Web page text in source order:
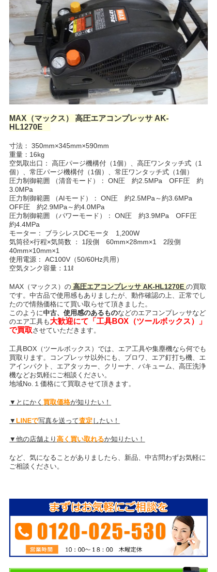
MAX（マックス） 高圧エアコンプレッサ AK-
HL1270E
寸法： 350mm×345mm×590mm
重量：16kg
空気取出口： 高圧パージ機構付（1個）、高圧ワンタッチ式（1
個）、常圧パージ機構付（1個）、常圧ワンタッチ式（1個）
圧力制御範囲 （清音モード）： ON圧 約2.5MPa OFF圧 約
3.0MPa
圧力制御範囲 （AIモード）： ON圧 約2.5MPa～約3.6MPa
OFF圧 約2.9MPa～約4.0MPa
圧力制御範囲 （パワーモード）： ON圧 約3.9MPa OFF圧
約4.4MPa
モーター： ブラシレスDCモータ 1,200W
気筒径×行程×気筒数 ： 1段側 60mm×28mm×1 2段側
40mm×10mm×1
使用電源： AC100V（50/60Hz共用）
空気タンク容量：11ℓ
MAX（マックス）の 高圧エアコンプレッサ AK-HL1270Eの買取
です。中古品で使用感もありましたが、動作確認の上、正常でし
たので情熱価格にて買い取らせて頂きました。
このように中古、使用感のあるものなどのエアコンプレッサなど
のエア工具も大歓迎にて「工具BOX（ツールボックス）」
で買取させていただきます。
工具BOX（ツールボックス）では、エア工具や集塵機なら何でも
買取ります。コンプレッサ以外にも、ブロワ、エア釘打ち機、エ
アインパクト、エアタッカー、クリーナ、バキューム、高圧洗浄
機などお気軽にご相談ください。
地域No.１価格にて買取させて頂きます。
▼とにかく 買取価格が知りたい！
▼ LINEで写真を送って査定 したい！
▼他の店舗より高く買い取れるか知りたい！
など、気になることがありましたら、新品、中古問わずお気軽に
ご相談ください。